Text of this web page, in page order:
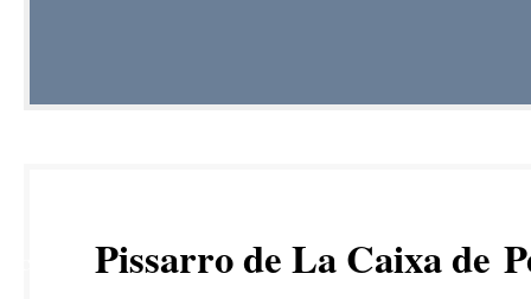
Pissarro de La Caixa de